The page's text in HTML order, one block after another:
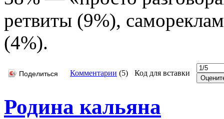
ретвиты (9%),
(4%).
Поделиться Комментарии (5) Код для вставки
Родина кальяна